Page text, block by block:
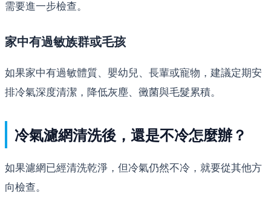
需要進一步檢查。
家中有過敏族群或毛孩
如果家中有過敏體質、嬰幼兒、長輩或寵物，建議定期安
排冷氣深度清潔，降低灰塵、黴菌與毛髮累積。
冷氣濾網清洗後，還是不冷怎麼辦？
如果濾網已經清洗乾淨，但冷氣仍然不冷，就要從其他方
向檢查。